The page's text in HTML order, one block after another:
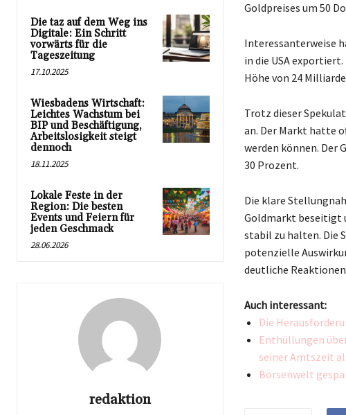
Die taz auf dem Weg ins
Digitale: Ein Schritt
vorwärts für die
Tageszeitung
17.10.2025
Wiesbadens Wirtschaft:
Leichtes Wachstum bei
BIP und Beschäftigung,
Arbeitslosigkeit steigt
dennoch
18.11.2025
Lokale Feste in der
Region: Die besten
Events und Feiern für
jeden Geschmack
28.06.2026
redaktion
Goldpreises um 50
Interessanterweise
in die USA
Höhe von 24
Trotz dieser
an. Der Markt hatte
werden können. Der
30 Prozent.
Die klare
Goldmarkt beseitigt
stabil zu halten. Die
potenzielle
deutliche
Auch interessant:
Die
Enthüllungen
seiner Amtszeit
Börsenwelt